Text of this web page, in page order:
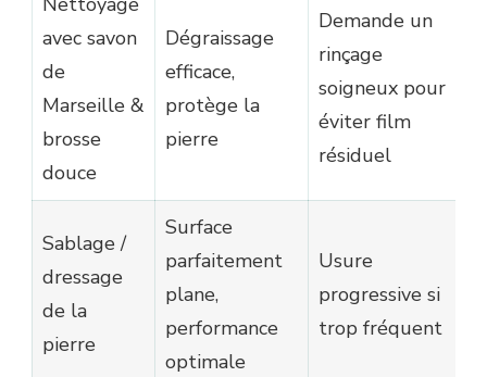
avec savon
de
Marseille &
brosse
douce
Dégraissage
efficace,
protège la
pierre
Demande un
rinçage
soigneux pour
éviter film
résiduel
Sablage /
dressage
de la
pierre
Surface
parfaitement
plane,
performance
optimale
Usure
progressive si
trop fréquent